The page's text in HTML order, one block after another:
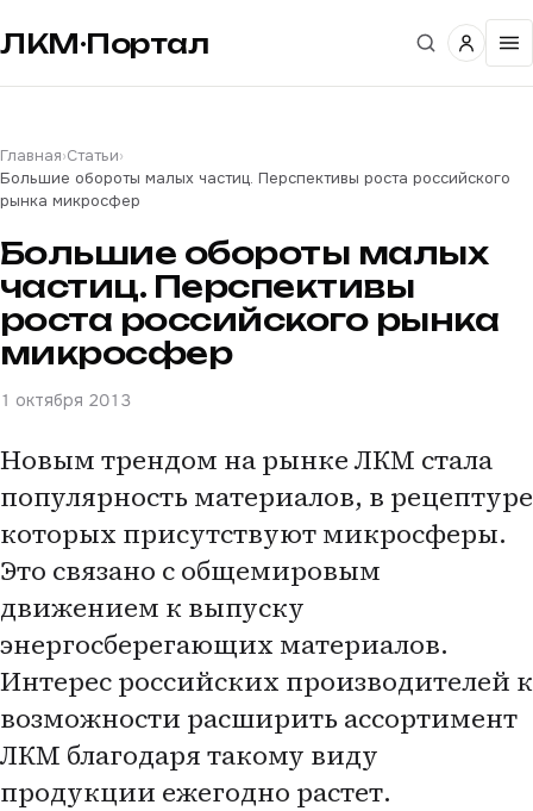
ЛКМ·Портал
Главная›Статьи›
Большие обороты малых частиц. Перспективы роста российского
рынка микросфер
Большие обороты малых
частиц. Перспективы
роста российского рынка
микросфер
1 октября 2013
Новым трендом на рынке ЛКМ стала
популярность материалов, в рецептуре
которых присутствуют микросферы.
Это связано с общемировым
движением к выпуску
энергосберегающих материалов.
Интерес российских производителей к
возможности расширить ассортимент
ЛКМ благодаря такому виду
продукции ежегодно растет.